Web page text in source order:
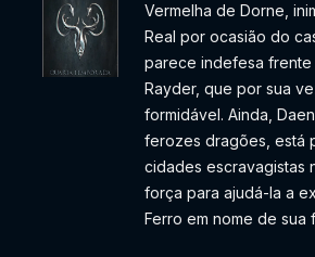
Vermelha de Dorne,
Real por ocasião do
parece indefesa
Rayder, que por sua
formidável. Ainda,
ferozes dragões, está
cidades escravagistas
força para ajudá-la a
Ferro em nome de sua